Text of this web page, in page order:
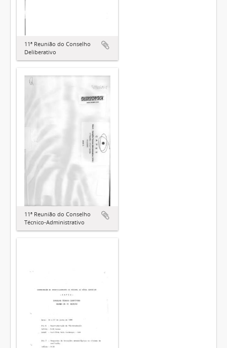
11ª Reunião do Conselho
Deliberativo
11ª Reunião do Conselho
Técnico-Administrativo